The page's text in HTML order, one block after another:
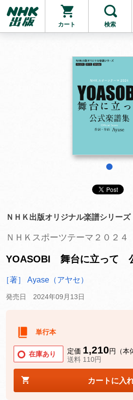
カート 検索
お支払いに
他にも商品を買
ＮＨＫ出版オリジナル楽譜シリーズ
ＮＨＫスポーツテーマ２０２４
YOASOBI 舞台に立って
［著］ Ayase（アヤセ）
発売日 2024年09月13日
単行本
在庫あり 定価 1,210円（本
送料 110円
カートに入